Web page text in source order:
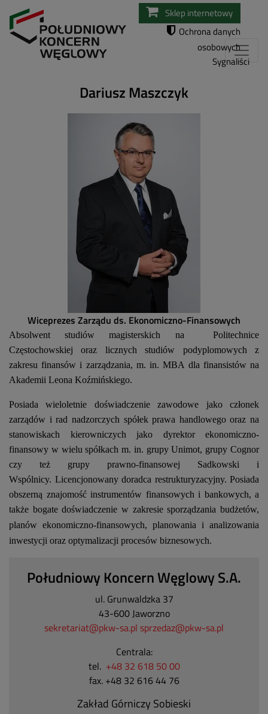
Przejdź
do
Sklep internetowy
Ochrona danych
osobowych
Sygnaliści
Dariusz Maszczyk
Wiceprezes Zarządu ds. Ekonomiczno-Finansowych
Absolwent studiów magisterskich na Politechnice
Częstochowskiej oraz licznych studiów podyplomowych z
zakresu finansów i zarządzania, m. in. MBA dla finansistów na
Akademii Leona Koźmińskiego.
Posiada wieloletnie doświadczenie zawodowe jako członek
zarządów i rad nadzorczych spółek prawa handlowego oraz na
stanowiskach kierowniczych jako dyrektor ekonomiczno-
finansowy w wielu spółkach m. in. grupy Unimot, grupy Cognor
czy też grupy prawno-finansowej Sadkowski i
Wspólnicy. Licencjonowany doradca restrukturyzacyjny. Posiada
obszerną znajomość instrumentów finansowych i bankowych, a
także bogate doświadczenie w zakresie sporządzania budżetów,
planów ekonomiczno-finansowych, planowania i analizowania
inwestycji oraz optymalizacji procesów biznesowych.
Południowy Koncern Węglowy S.A.
ul. Grunwaldzka 37
43-600 Jaworzno
sekretariat@pkw-sa.pl sprzedaz@pkw-sa.pl
Centrala:
tel. +48 32 618 50 00
fax. +48 32 616 44 76
Zakład Górniczy Sobieski